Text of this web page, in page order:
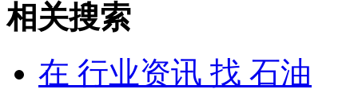
相关搜索
在 行业资讯 找 石油